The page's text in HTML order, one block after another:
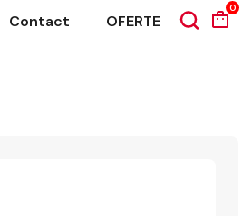
Contact OFERTE
0